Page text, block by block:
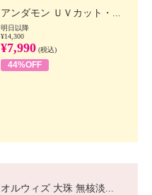
アンダモン ＵＶカット・...
明日以降
¥14,300
¥7,990 (税込)
44%OFF
オルウィズ 大珠 無核淡...